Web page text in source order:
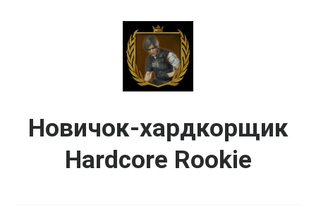
Новичок-хардкорщик
Hardcore Rookie